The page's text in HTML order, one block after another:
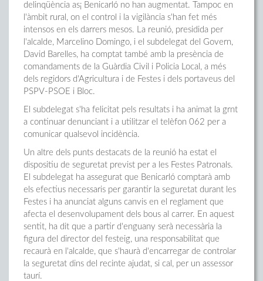
delinqüència as¡ Benicarló no han augmentat. Tampoc en
l'àmbit rural, on el control i la vigilància s'han fet més
intensos en els darrers mesos. La reunió, presidida per
l'alcalde, Marcelino Domingo, i el subdelegat del Govern,
David Barelles, ha comptat també amb la presència de
comandaments de la Guàrdia Civil i Policia Local, a més
dels regidors d'Agricultura i de Festes i dels portaveus del
PSPV-PSOE i Bloc.
El subdelegat s'ha felicitat pels resultats i ha animat la grnt
a continuar denunciant i a utilitzar el telèfon 062 per a
comunicar qualsevol incidència.
Un altre dels punts destacats de la reunió ha estat el
dispositiu de seguretat previst per a les Festes Patronals.
El subdelegat ha assegurat que Benicarló comptarà amb
els efectius necessaris per garantir la seguretat durant les
Festes i ha anunciat alguns canvis en el reglament que
afecta el desenvolupament dels bous al carrer. En aquest
sentit, ha dit que a partir d'enguany serà necessària la
figura del director del festeig, una responsabilitat que
recaurà en l'alcalde, que s'haurà d'encarregar de controlar
la seguretat dins del recinte ajudat, si cal, per un assessor
taurí.